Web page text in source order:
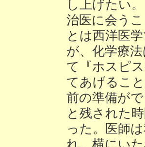
し上げたい
治医に会う
とは西洋医
が、化学療
て『ホスピ
てあげるこ
前の準備が
と残された
った。医師
れ、横にい